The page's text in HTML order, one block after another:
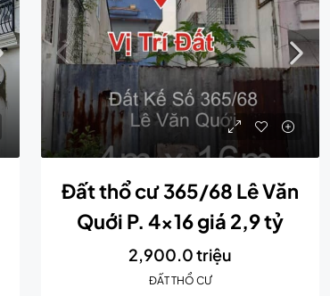
Đất thổ cư 365/68 Lê Văn
Quới P. 4×16 giá 2,9 tỷ
2,900.0 triệu
ĐẤT THỔ CƯ